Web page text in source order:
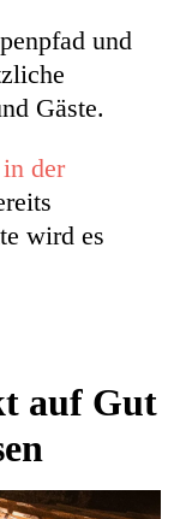
und
Gäste.
der
wird es
auf Gut